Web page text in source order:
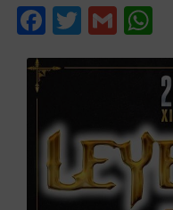
Facebook
Twitter
Gmail